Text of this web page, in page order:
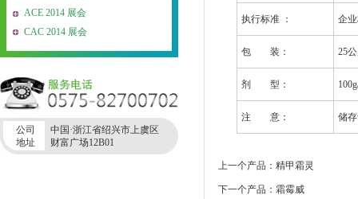
ACE 2014 展会
CAC 2014 展会
公司
地址
中国·浙江省绍兴市上虞区
财富广场12B01
执行标准 ： 企
包 装： 25
剂 型：
注 意： 储
上一个产品：精甲霜灵
下一个产品：霜霉威